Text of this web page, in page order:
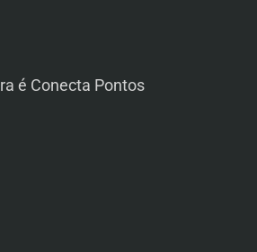
é Conecta Pontos